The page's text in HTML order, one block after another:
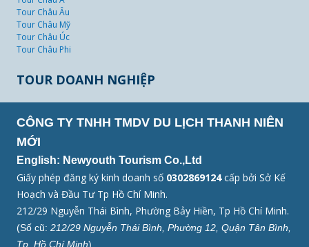
Tour Châu Âu
Tour Châu Mỹ
Tour Châu Úc
Tour Châu Phi
TOUR DOANH NGHIỆP
CÔNG TY TNHH TMDV DU LỊCH THANH NIÊN
MỚI
English: Newyouth Tourism Co.,Ltd
Giấy phép đăng ký kinh doanh số 0302869124cấp bởi Sở Kế
Hoạch và Đầu Tư Tp Hồ Chí Minh.
212/29 Nguyễn Thái Bình, Phường Bảy Hiền, Tp Hồ Chí Minh.
(Số cũ: 212/29 Nguyễn Thái Bình, Phường 12, Quận Tân Bình,
Tp. Hồ Chí Minh)